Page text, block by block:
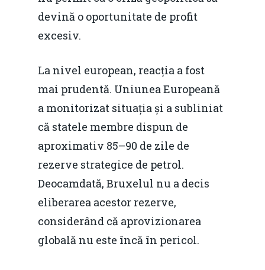
devină o oportunitate de profit
excesiv.
La nivel european, reacția a fost
mai prudentă. Uniunea Europeană
a monitorizat situația și a subliniat
că statele membre dispun de
aproximativ 85–90 de zile de
rezerve strategice de petrol.
Deocamdată, Bruxelul nu a decis
eliberarea acestor rezerve,
considerând că aprovizionarea
globală nu este încă în pericol.
predictibilitate,
Soluții de
IMM
Rolul băncilor în
IMM
Fiscalitate pentru o
Durabilă
Martie 2016
Agribusiness
Politici Europene în
Economie
predictibilitate,
Burse pentru
Daniel Apostol
Email: